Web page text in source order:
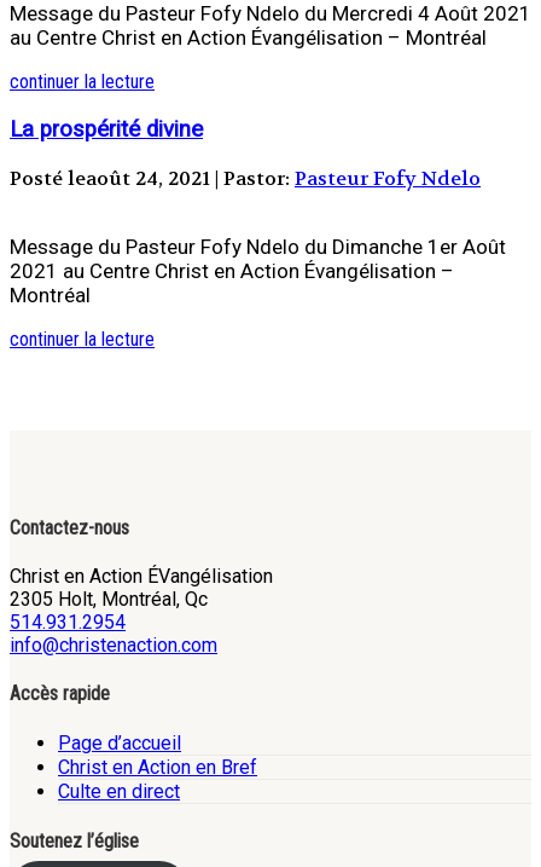
Message du Pasteur Fofy Ndelo du Mercredi 4 Août 2021
au Centre Christ en Action Évangélisation – Montréal
continuer la lecture
La prospérité divine
Posté leaoût 24, 2021 | Pastor: Pasteur Fofy Ndelo
Message du Pasteur Fofy Ndelo du Dimanche 1er Août
2021 au Centre Christ en Action Évangélisation –
Montréal
continuer la lecture
Contactez-nous
Christ en Action ÉVangélisation
2305 Holt, Montréal, Qc
514.931.2954
info@christenaction.com
Accès rapide
Page d’accueil
Christ en Action en Bref
Culte en direct
Soutenez l’église